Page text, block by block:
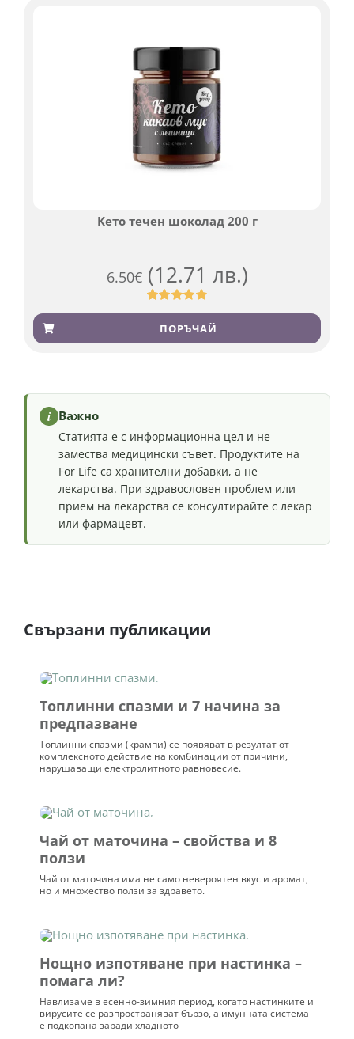
Кето течен шоколад 200 г
6.50€ (12.71 лв.)
Оценен
4.91 от 5,
базирано на
501
ПОРЪЧАЙ
i Важно
Статията е с информационна цел и не
замества медицински съвет. Продуктите на
For Life са хранителни добавки, а не
лекарства. При здравословен проблем или
прием на лекарства се консултирайте с лекар
или фармацевт.
Свързани публикации
Топлинни спазми и 7 начина за
предпазване
Топлинни спазми (крампи) се появяват в резултат от
комплексното действие на комбинации от причини,
нарушаващи електролитното равновесие.
Чай от маточина – свойства и 8
ползи
Чай от маточина има не само невероятен вкус и аромат,
но и множество ползи за здравето.
Нощно изпотяване при настинка –
помага ли?
Навлизаме в есенно-зимния период, когато настинките и
вирусите се разпространяват бързо, а имунната система
е подкопана заради хладното